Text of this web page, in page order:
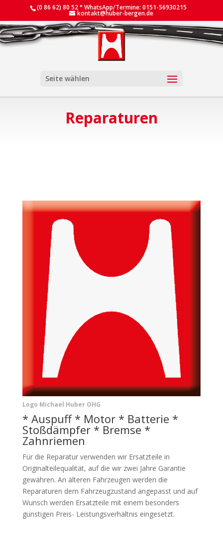
(0 86 62) 80 52 ° WhatsApp/Termine: 0151-56930215
kontakt@huber-bergen.de
Seite wählen
Reparaturen
Logo Michael Huber OHG
* Auspuff * Motor * Batterie *
Stoßdämpfer * Bremse *
Zahnriemen
Für die Reparatur verwenden wir Ersatzteile in
Originalteilequalität, auf die wir zwei Jahre Garantie
gewähren. An älteren Fahrzeugen werden die
Reparaturen dem Fahrzeugzustand angepasst und auf
Wunsch werden Ersatzteile mit einem besonders
günstigen Preis- Leistungsverhältnis eingesetzt.